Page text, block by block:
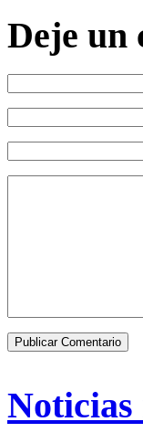
Deje un
Noticias